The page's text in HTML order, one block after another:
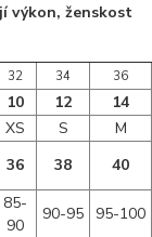
výkon, ženskost
32 34 36
10 12
14
XS S
M
36 38 40
85-
90
90-95 95-100